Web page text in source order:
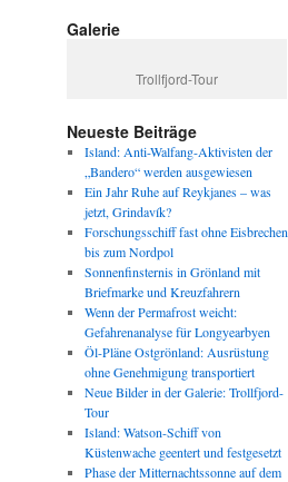
Galerie
Trollfjord-Tour
Neueste Beiträge
Island: Anti-Walfang-Aktivisten der
„Bandero“ werden ausgewiesen
Ein Jahr Ruhe auf Reykjanes – was
jetzt, Grindavík?
Forschungsschiff fast ohne Eisbrechen
bis zum Nordpol
Sonnenfinsternis in Grönland mit
Briefmarke und Kreuzfahrern
Wenn der Permafrost weicht:
Gefahrenanalyse für Longyearbyen
Öl-Pläne Ostgrönland: Ausrüstung
ohne Genehmigung transportiert
Neue Bilder in der Galerie: Trollfjord-
Tour
Island: Watson-Schiff von
Küstenwache geentert und festgesetzt
Phase der Mitternachtssonne auf dem